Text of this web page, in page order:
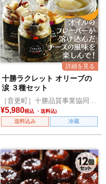
十勝ラクレット オリーブの
涙 ３種セット
［音更町］十勝品質事業協同組
合
¥5,980税込
送料込み 冷蔵